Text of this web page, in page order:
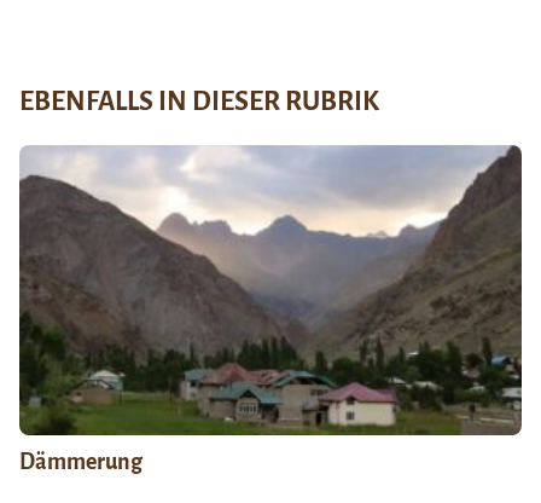
EBENFALLS IN DIESER RUBRIK
Dämmerung